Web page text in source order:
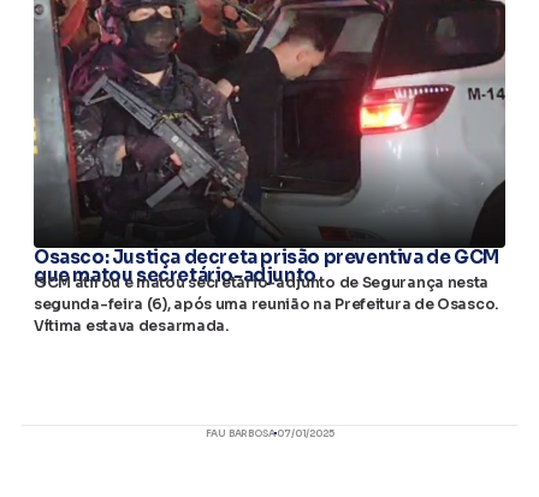
Osasco: Justiça decreta prisão preventiva de GCM
que matou secretário-adjunto
GCM atirou e matou secretário-adjunto de Segurança nesta
segunda-feira (6), após uma reunião na Prefeitura de Osasco.
Vítima estava desarmada.
FAU BARBOSA 07/01/2025